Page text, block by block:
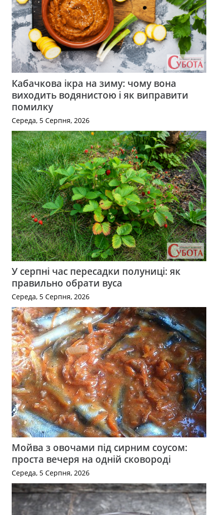
Кабачкова ікра на зиму: чому вона
виходить водянистою і як виправити
помилку
Середа, 5 Серпня, 2026
У серпні час пересадки полуниці: як
правильно обрати вуса
Середа, 5 Серпня, 2026
Мойва з овочами під сирним соусом:
проста вечеря на одній сковороді
Середа, 5 Серпня, 2026